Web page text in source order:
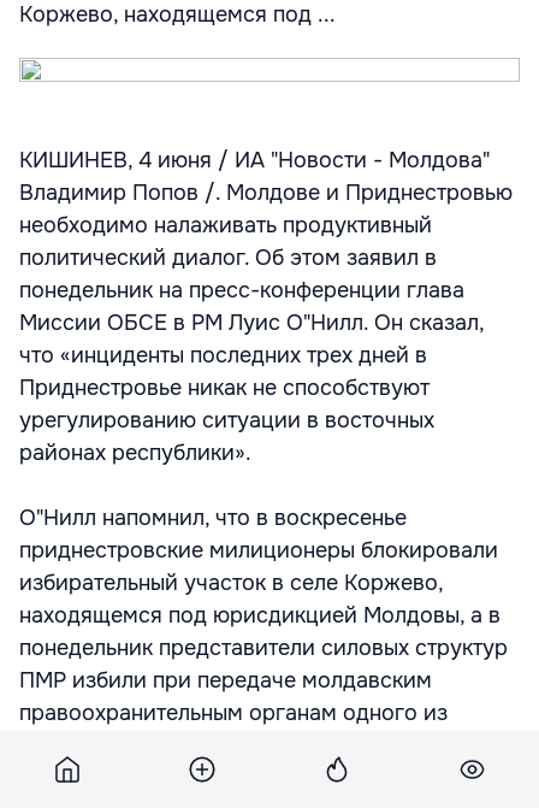
Коржево, находящемся под ...
КИШИНЕВ, 4 июня / ИА "Новости - Молдова"
Владимир Попов /. Молдове и Приднестровью
необходимо налаживать продуктивный
политический диалог. Об этом заявил в
понедельник на пресс-конференции глава
Миссии ОБСЕ в РМ Луис О"Нилл. Он сказал,
что «инциденты последних трех дней в
Приднестровье никак не способствуют
урегулированию ситуации в восточных
районах республики».
О"Нилл напомнил, что в воскресенье
приднестровские милиционеры блокировали
избирательный участок в селе Коржево,
находящемся под юрисдикцией Молдовы, а в
понедельник представители силовых структур
ПМР избили при передаче молдавским
правоохранительным органам одного из
осужденного за якобы совершенные убийства